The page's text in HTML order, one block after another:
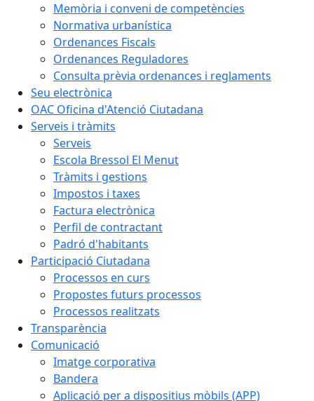
Memòria i conveni de competències
Normativa urbanística
Ordenances Fiscals
Ordenances Reguladores
Consulta prèvia ordenances i reglaments
Seu electrònica
OAC Oficina d'Atenció Ciutadana
Serveis i tràmits
Serveis
Escola Bressol El Menut
Tràmits i gestions
Impostos i taxes
Factura electrònica
Perfil de contractant
Padró d'habitants
Participació Ciutadana
Processos en curs
Propostes futurs processos
Processos realitzats
Transparència
Comunicació
Imatge corporativa
Bandera
Aplicació per a dispositius mòbils (APP)